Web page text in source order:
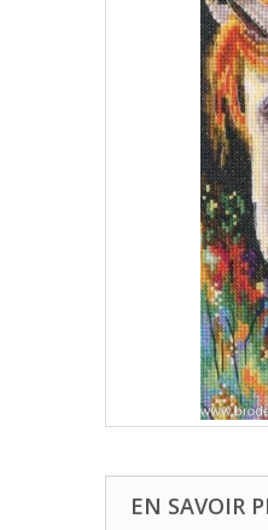
EN SAVOIR